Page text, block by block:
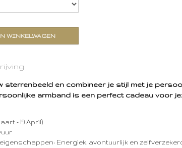
WINKELWAGEN
sterrenbeeld en combineer je stijl met je
armband is een perfect cadeau voor
- 19 April)
Energiek, avontuurlijk en